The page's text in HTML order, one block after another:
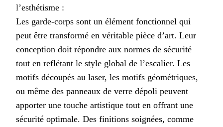
l’esthétisme :
Les garde-corps sont un élément fonctionnel qui
peut être transformé en véritable pièce d’art. Leur
conception doit répondre aux normes de sécurité
tout en reflétant le style global de l’escalier. Les
motifs découpés au laser, les motifs géométriques,
ou même des panneaux de verre dépoli peuvent
apporter une touche artistique tout en offrant une
sécurité optimale. Des finitions soignées, comme